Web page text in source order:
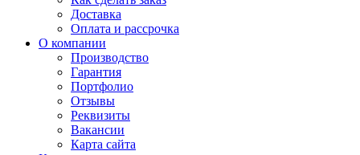
Доставка
Оплата и рассрочка
О компании
Производство
Гарантия
Портфолио
Отзывы
Реквизиты
Вакансии
Карта сайта